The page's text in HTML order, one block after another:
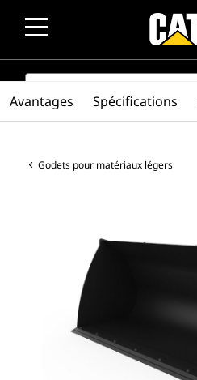
SEARCH
Godets pour matériaux légers
Avantages Spécifications